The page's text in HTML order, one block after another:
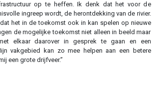
op te heffen. Ik denk dat het voor de
ingreep wordt, de herontdekking van de rivier.
het in de toekomst ook in kan spelen op nieuwe
de mogelijke toekomst niet alleen in beeld maar
elkaar daarover in gesprek te gaan en een
vakgebied kan zo mee helpen aan een betere
een grote drijfveer.”